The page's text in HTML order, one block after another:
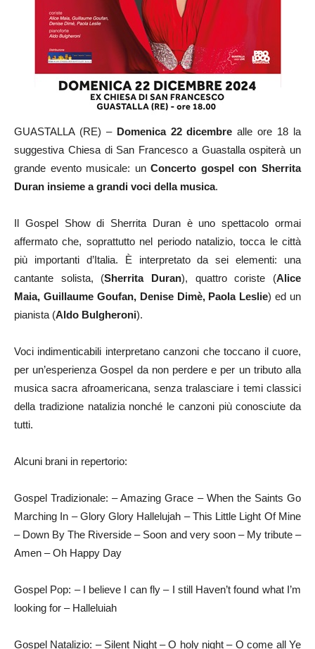
GUASTALLA (RE) – Domenica 22 dicembre alle ore 18 la
suggestiva Chiesa di San Francesco a Guastalla ospiterà un
grande evento musicale: unConcerto gospel con Sherrita
Duran insieme a grandi voci della musica.
Il Gospel Show di Sherrita Duran è uno spettacolo ormai
affermato che, soprattutto nel periodo natalizio, tocca le città
più importanti d’Italia. È interpretato da sei elementi: una
cantante solista, (Sherrita Duran), quattro coriste (Alice
Maia, Guillaume Goufan, Denise Dimè, Paola Leslie) ed un
pianista (Aldo Bulgheroni).
Voci indimenticabili interpretano canzoni che toccano il cuore,
per un’esperienza Gospel da non perdere e per un tributo alla
musica sacra afroamericana, senza tralasciare i temi classici
della tradizione natalizia nonché le canzoni più conosciute da
tutti.
Alcuni brani in repertorio:
Gospel Tradizionale: – Amazing Grace – When the Saints Go
Marching In – Glory Glory Hallelujah – This Little Light Of Mine
– Down By The Riverside – Soon and very soon – My tribute –
Amen – Oh Happy Day
Gospel Pop: – I believe I can fly – I still Haven’t found what I’m
looking for – Halleluiah
Gospel Natalizio: – Silent Night – O holy night – O come all Ye